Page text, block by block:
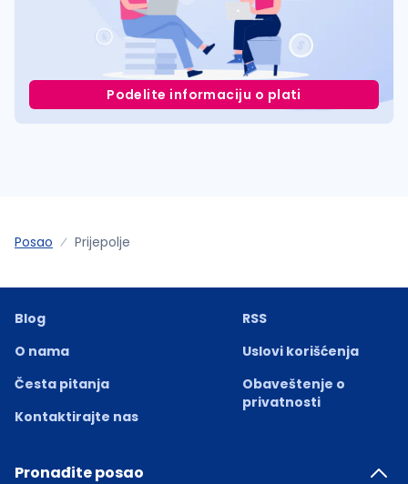
Podelite informaciju o plati
Posao Prijepolje
Blog
O nama
Česta pitanja
Kontaktirajte nas
RSS
Uslovi korišćenja
Obaveštenje o
privatnosti
Pronađite posao